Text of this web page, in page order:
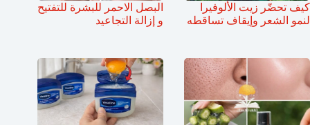
كيف تحضّر زيت الألوفيرا
لنمو الشعر وإيقاف تساقطه
البصل الاحمر للبشرة للتفتيح
و إزالة التجاعيد